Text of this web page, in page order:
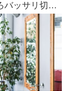
ッサリ切っ